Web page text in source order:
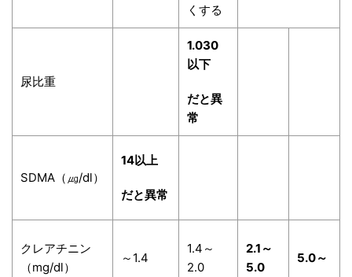
くする
尿比重
1.030
以下
だと異
常
SDMA（㎍/dl）
14以上
だと異常
クレアチニン
（mg/dl）
～1.4
1.4～
2.0
2.1～
5.0
5.0～